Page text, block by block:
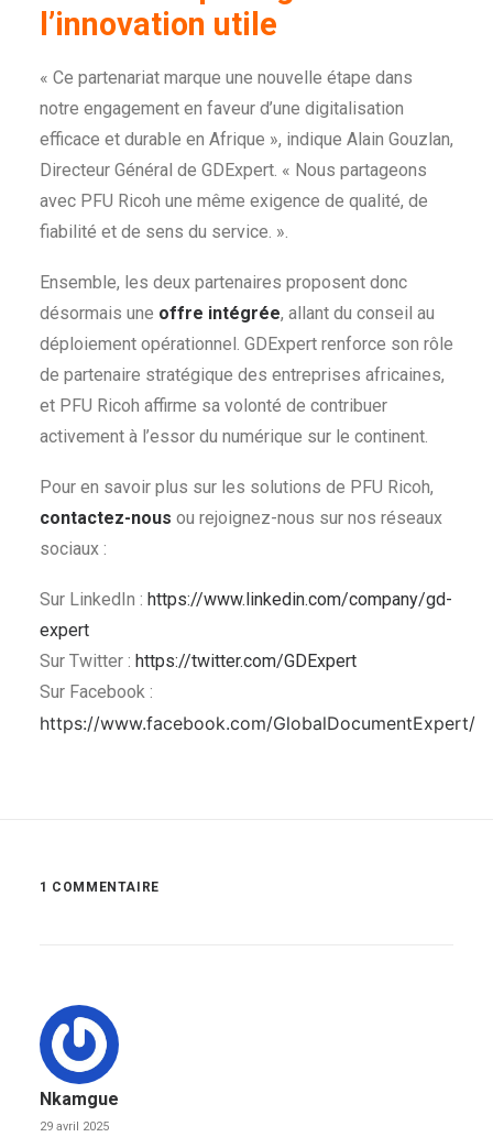
l’innovation utile
« Ce partenariat marque une nouvelle étape dans
notre engagement en faveur d’une digitalisation
efficace et durable en Afrique », indique Alain Gouzlan,
Directeur Général de GDExpert. « Nous partageons
avec PFU Ricoh une même exigence de qualité, de
fiabilité et de sens du service. ».
Ensemble, les deux partenaires proposent donc
désormais une offre intégrée, allant du conseil au
déploiement opérationnel. GDExpert renforce son rôle
de partenaire stratégique des entreprises africaines,
et PFU Ricoh affirme sa volonté de contribuer
activement à l’essor du numérique sur le continent.
Pour en savoir plus sur les solutions de PFU Ricoh,
contactez-nous ou rejoignez-nous sur nos réseaux
sociaux :
Sur LinkedIn : https://www.linkedin.com/company/gd-
expert
Sur Twitter : https://twitter.com/GDExpert
Sur Facebook :
https://www.facebook.com/GlobalDocumentExpert/
1 COMMENTAIRE
Nkamgue
29 avril 2025